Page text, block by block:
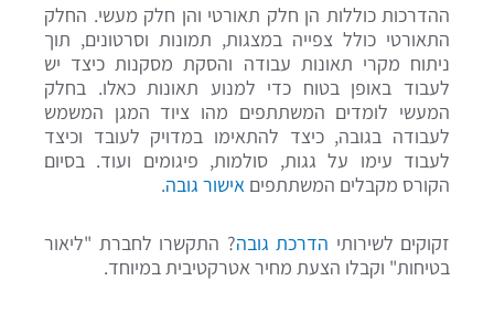
ההדרכות כוללות הן חלק תאורטי והן חלק מעשי. החלק
התאורטי כולל צפייה במצגות, תמונות וסרטונים, תוך
ניתוח מקרי תאונות עבודה והסקת מסקנות כיצד יש
לעבוד באופן בטוח כדי למנוע תאונות כאלו. בחלק
המעשי לומדים המשתתפים מהו ציוד המגן המשמש
לעבודה בגובה, כיצד להתאימו במדויק לעובד וכיצד
לעבוד עימו על גגות, סולמות, פיגומים ועוד. בסיום
הקורס מקבלים המשתתפים אישור גובה.
זקוקים לשירותי הדרכת גובה? התקשרו לחברת "ליאור
בטיחות" וקבלו הצעת מחיר אטרקטיבית במיוחד.